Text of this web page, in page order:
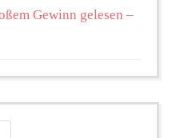
Gewinn gelesen –